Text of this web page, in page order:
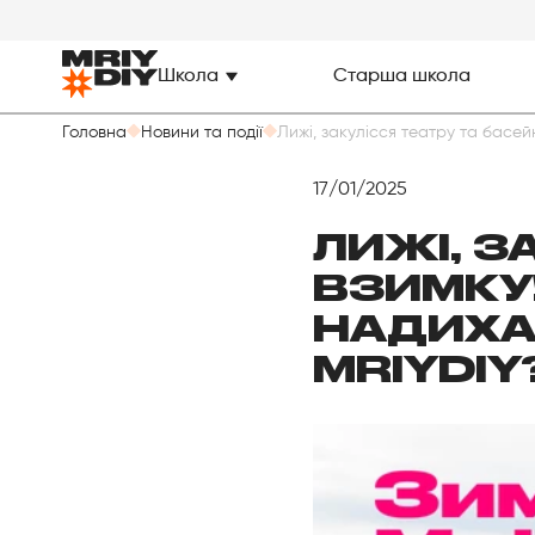
Школа Старша школа
Головна Новини та події Лижі, закулісся театру та
17/01/2025
ЛИЖІ,